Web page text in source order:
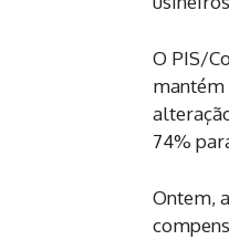
O PIS/
mantém
74%
Ontem, a